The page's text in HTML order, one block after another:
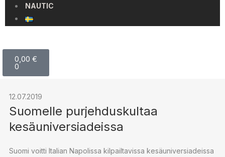
NAUTIC
0,00 €
0
12.07.2019
Suomelle purjehduskultaa
kesäuniversiadeissa
Suomi voitti Italian Napolissa kilpailtavissa kesäuniversiadeissa